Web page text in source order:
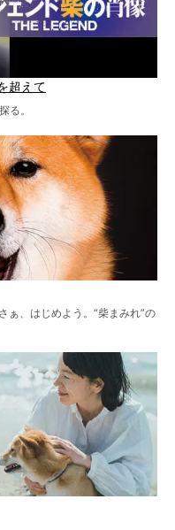
超えて
る。
ぁ、はじめよう。“柴まみれ”の